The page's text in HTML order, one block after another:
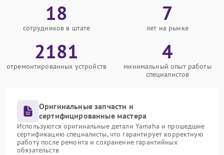
18
сотрудников в штате
7
лет на рынке
2181
отремонтированных устройств
4
минимальный опыт работы
специалистов
Оригинальные запчасти и
сертифицированные мастера
Используются оригинальные детали Yamaha и прошедшие
сертификацию специалисты, что гарантирует корректную
работу после ремонта и сохранение гарантийных
обязательств